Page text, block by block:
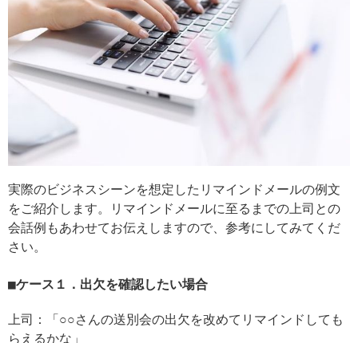
実際のビジネスシーンを想定したリマインドメールの例文
をご紹介します。リマインドメールに至るまでの上司との
会話例もあわせてお伝えしますので、参考にしてみてくだ
さい。
ケース１．出欠を確認したい場合
上司：「○○さんの送別会の出欠を改めてリマインドしても
らえるかな」